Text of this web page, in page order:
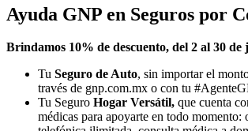
Ayuda GNP en Seguros por
Brindamos 10% de descuento, del 2 al 30
Tu Seguro de Auto, sin importar el
través de gnp.com.mx o con tu
Tu Seguro Hogar Versátil, que cuenta
médicas para apoyarte en todo momento: